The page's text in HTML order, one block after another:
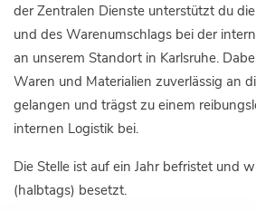
der Zentralen Dienste unterstützt du
und des Warenumschlags bei der
an unserem Standort in Karlsruhe.
Waren und Materialien zuverlässig an
gelangen und trägst zu einem
internen Logistik bei.
Die Stelle ist auf ein Jahr befristet und
(halbtags) besetzt.